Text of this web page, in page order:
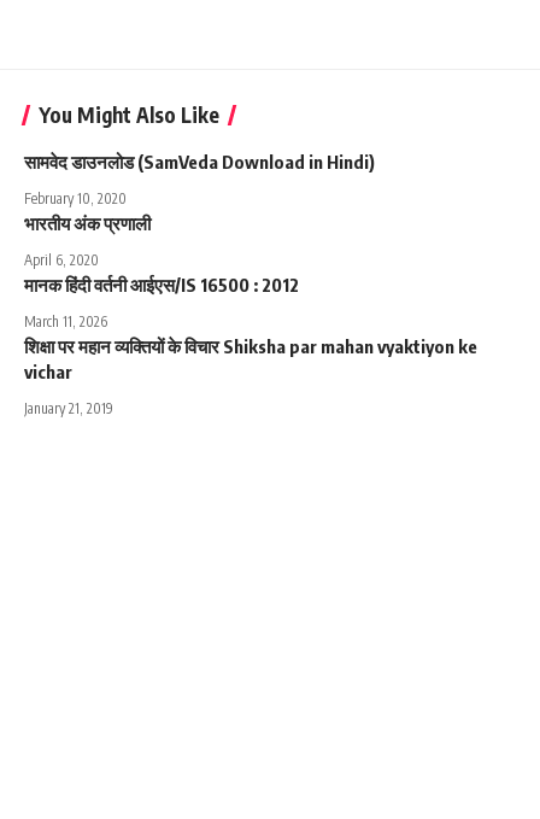
You Might Also Like
सामवेद डाउनलोड (SamVeda Download in Hindi)
February 10, 2020
भारतीय अंक प्रणाली
April 6, 2020
मानक हिंदी वर्तनी आईएस/IS 16500 : 2012
March 11, 2026
शिक्षा पर महान व्यक्तियों के विचार Shiksha par mahan vyaktiyon ke
vichar
January 21, 2019